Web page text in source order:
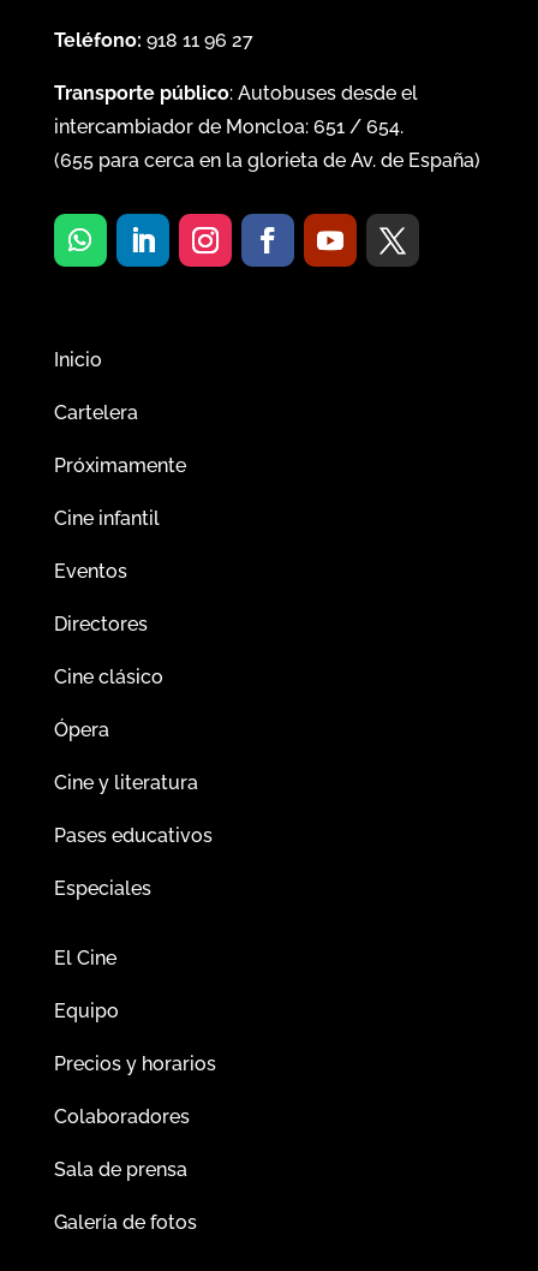
Teléfono: 918 11 96 27
Transporte público: Autobuses desde el
intercambiador de Moncloa: 651/ 654.
(655para cerca en la glorieta de Av. de España)
Inicio
Cartelera
Próximamente
Cine infantil
Eventos
Directores
Cine clásico
Ópera
Cine y literatura
Pases educativos
Especiales
El Cine
Equipo
Precios y horarios
Colaboradores
Sala de prensa
Galería de fotos